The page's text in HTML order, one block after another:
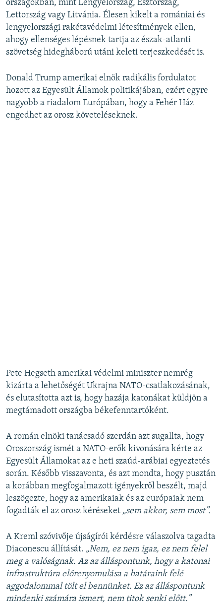
országokban, mint Lengyelország, Észtország,
Lettország vagy Litvánia. Élesen kikelt a romániai és
lengyelországi rakétavédelmi létesítmények ellen,
ahogy ellenséges lépésnek tartja az észak-atlanti
szövetség hidegháború utáni keleti terjeszkedését is.
Donald Trump amerikai elnök radikális fordulatot
hozott az Egyesült Államok politikájában, ezért egyre
nagyobb a riadalom Európában, hogy a Fehér Ház
engedhet az orosz követeléseknek.
Pete Hegseth amerikai védelmi miniszter nemrég
kizárta a lehetőségét Ukrajna NATO-csatlakozásának,
és elutasította azt is, hogy hazája katonákat küldjön a
megtámadott országba békefenntartóként.
A román elnöki tanácsadó szerdán azt sugallta, hogy
Oroszország ismét a NATO-erők kivonására kérte az
Egyesült Államokat az e heti szaúd-arábiai egyeztetés
során. Később visszavonta, és azt mondta, hogy pusztán
a korábban megfogalmazott igényekről beszélt, majd
leszögezte, hogy az amerikaiak és az európaiak nem
fogadták el az orosz kéréseket „sem akkor, sem most”.
A Kreml szóvivője újságírói kérdésre válaszolva tagadta
Diaconescu állítását. „Nem, ez nem igaz, ez nem felel
meg a valóságnak. Az az álláspontunk, hogy a katonai
infrastruktúra előrenyomulása a határaink felé
aggodalommal tölt el bennünket. Ez az álláspontunk
mindenki számára ismert, nem titok senki előtt.”